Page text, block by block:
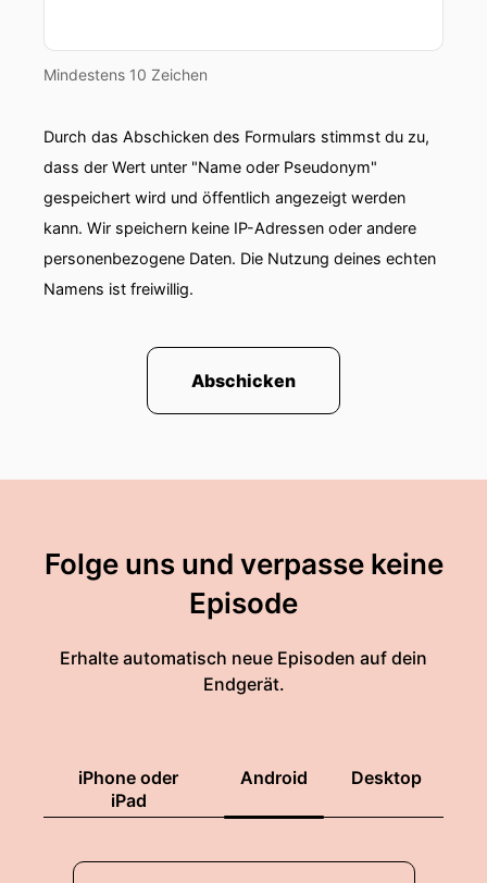
Mindestens 10 Zeichen
Durch das Abschicken des Formulars stimmst du zu,
dass der Wert unter "Name oder Pseudonym"
gespeichert wird und öffentlich angezeigt werden
kann. Wir speichern keine IP-Adressen oder andere
personenbezogene Daten. Die Nutzung deines echten
Namens ist freiwillig.
Abschicken
Folge uns und verpasse keine
Episode
Erhalte automatisch neue Episoden auf dein
Endgerät.
iPhone oder
iPad
Android Desktop